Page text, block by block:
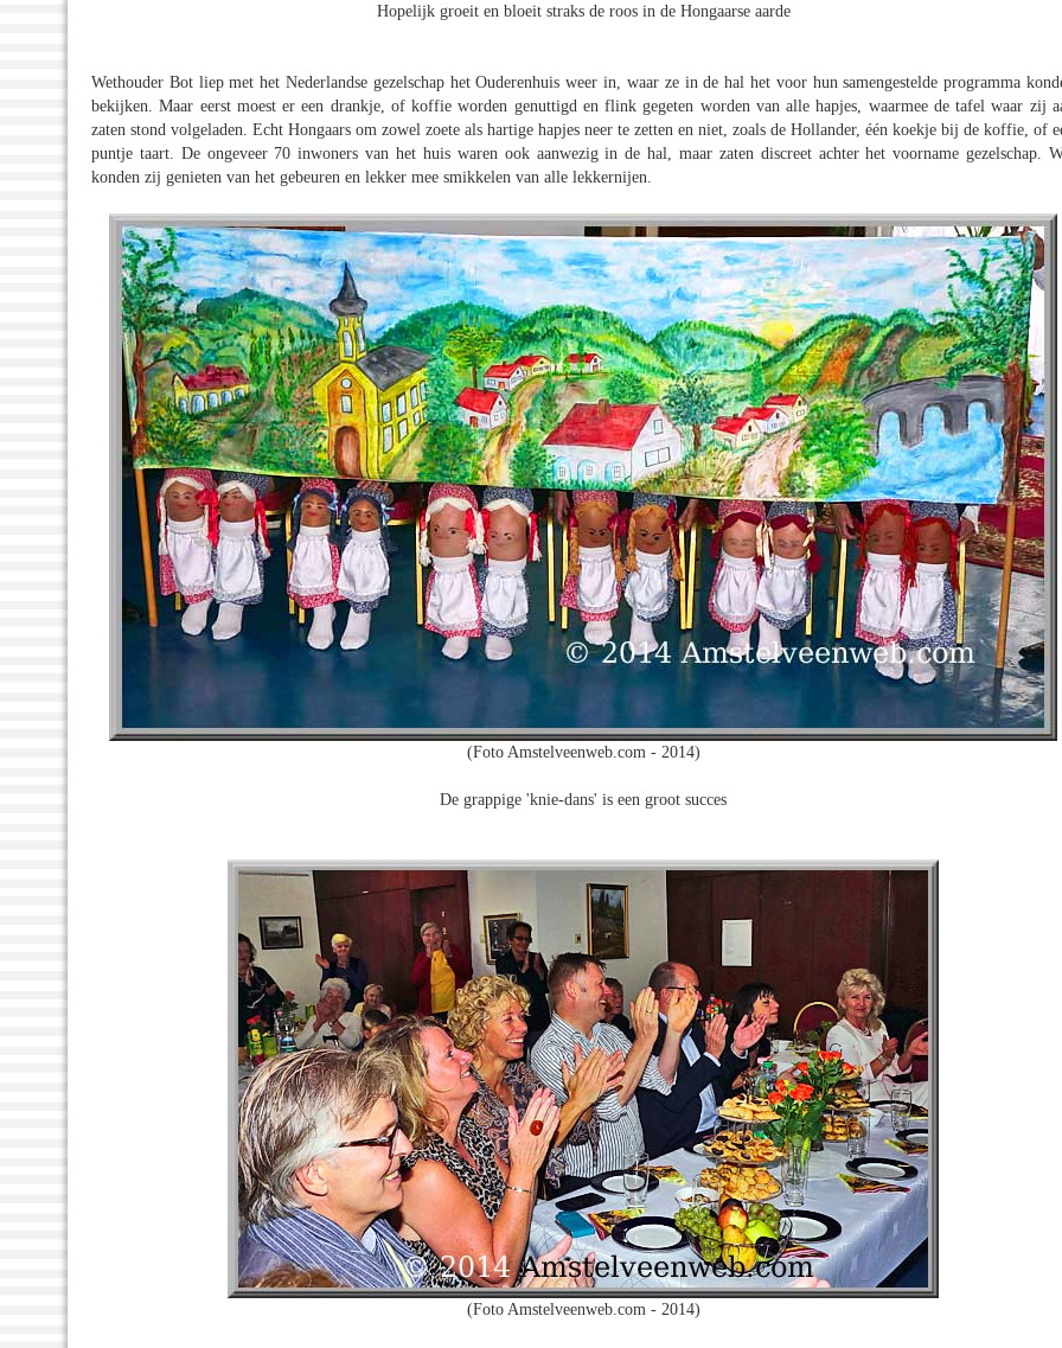
Hopelijk groeit en bloeit straks de roos in de Hongaarse aarde
Wethouder Bot liep met het Nederlandse gezelschap het Ouderenhuis weer in, waar ze in de hal het voor hun samengestelde programma
bekijken. Maar eerst moest er een drankje, of koffie worden genuttigd en flink gegeten worden van alle hapjes, waarmee de tafel waar zij
zaten stond volgeladen. Echt Hongaars om zowel zoete als hartige hapjes neer te zetten en niet, zoals de Hollander, één koekje bij de koffie, of
puntje taart. De ongeveer 70 inwoners van het huis waren ook aanwezig in de hal, maar zaten discreet achter het voorname gezelschap.
konden zij genieten van het gebeuren en lekker mee smikkelen van alle lekkernijen.
(Foto Amstelveenweb.com - 2014)
De grappige 'knie-dans' is een groot succes
(Foto Amstelveenweb.com - 2014)